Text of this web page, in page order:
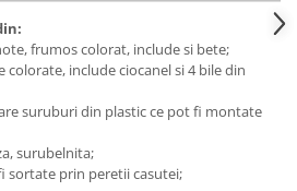
frumos colorat, include si bete;
colorate, include ciocanel si 4 bile din
suruburi din plastic ce pot fi montate
surubelnita;
sortate prin peretii casutei;